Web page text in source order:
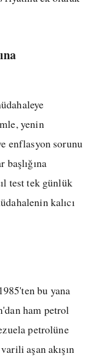
yenin
enflasyon sorunu
test tek günlük
kalıcı
bu yana
ham petrol
petrolüne
aşan akışın